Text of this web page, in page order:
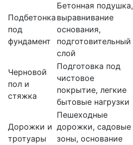
Подбетонка
под
фундамент
Бетонная подушка,
выравнивание
основания,
подготовительный
слой
Черновой
пол и
стяжка
Подготовка под
чистовое
покрытие, легкие
бытовые нагрузки
Дорожки и
тротуары
Пешеходные
дорожки, садовые
зоны, основание